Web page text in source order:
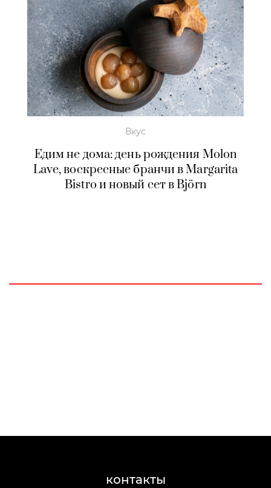
Вкус
Едим не дома: день рождения Molon
Lave, воскресные бранчи в Margarita
Bistro и новый сет в Björn
контакты